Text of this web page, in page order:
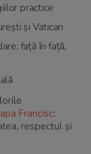
practice
și Vatican
față în față,
Francisc:
respectul și